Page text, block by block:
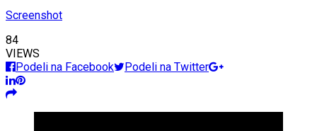
Screenshot
84
VIEWS
Podeli na Facebook
Podeli na Twitter